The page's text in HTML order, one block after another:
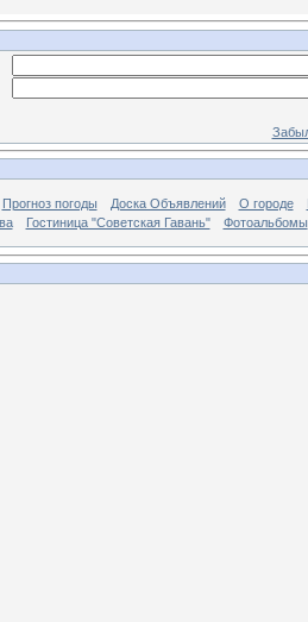
Прогноз погоды Доска Объявлений О городе
Гостиница "Советская Гавань" Фотоальбомы